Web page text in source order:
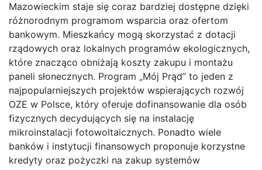
Mazowieckim staje się coraz bardziej dostępne dzięki
różnorodnym programom wsparcia oraz ofertom
bankowym. Mieszkańcy mogą skorzystać z dotacji
rządowych oraz lokalnych programów ekologicznych,
które znacząco obniżają koszty zakupu i montażu
paneli słonecznych. Program „Mój Prąd” to jeden z
najpopularniejszych projektów wspierających rozwój
OZE w Polsce, który oferuje dofinansowanie dla osób
fizycznych decydujących się na instalację
mikroinstalacji fotowoltaicznych. Ponadto wiele
banków i instytucji finansowych proponuje korzystne
kredyty oraz pożyczki na zakup systemów